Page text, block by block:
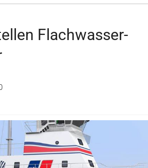
Flachwasser-